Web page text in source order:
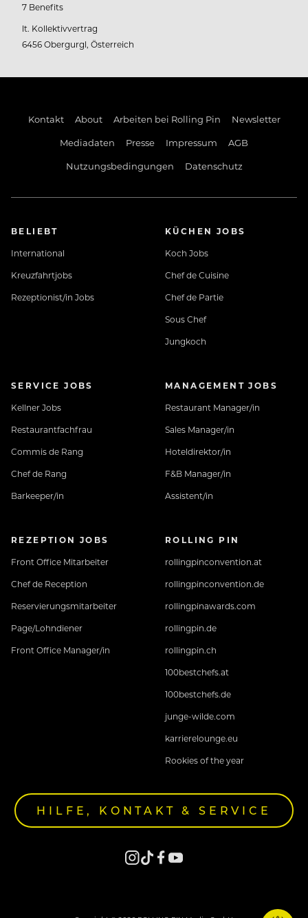
7 Benefits
lt. Kollektivvertrag
6456 Obergurgl, Österreich
Kontakt About Arbeiten bei Rolling Pin
Newsletter
Mediadaten
Presse Impressum
AGB
Nutzungsbedingungen
Datenschutz
BELIEBT
International
Kreuzfahrtjobs
Rezeptionist/in Jobs
KÜCHEN JOBS
Koch Jobs
Chef de Cuisine
Chef de Partie
Sous Chef
Jungkoch
SERVICE JOBS
Kellner Jobs
Restaurantfachfrau
Commis de Rang
Chef de Rang
Barkeeper/in
MANAGEMENT JOBS
Restaurant Manager/in
Sales Manager/in
Hoteldirektor/in
F&B Manager/in
Assistent/in
REZEPTION JOBS
Front Office Mitarbeiter
Chef de Reception
Reservierungsmitarbeiter
Page/Lohndiener
Front Office Manager/in
ROLLING PIN
rollingpinconvention.at
rollingpinconvention.de
rollingpinawards.com
rollingpin.de
rollingpin.ch
100bestchefs.at
100bestchefs.de
junge-wilde.com
karrierelounge.eu
Rookies of the year
HILFE, KONTAKT & SERVICE